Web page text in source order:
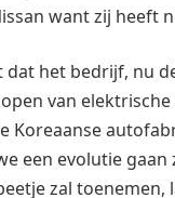
want zij heeft
dat het bedrijf, nu
van
Koreaanse
een evolutie
zal